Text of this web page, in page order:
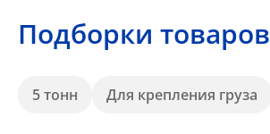
Подборки товаров
5 тонн Для крепления груза